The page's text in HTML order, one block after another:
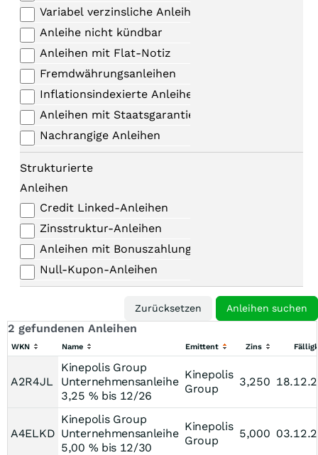
Variabel verzinsliche Anleihen
Anleihe nicht kündbar
Anleihen mit Flat-Notiz
Fremdwährungsanleihen
Inflationsindexierte Anleihen
Anleihen mit Staatsgarantie
Nachrangige Anleihen
Strukturierte
Anleihen
Credit Linked-Anleihen
Zinsstruktur-Anleihen
Anleihen mit Bonuszahlungen
Null-Kupon-Anleihen
2 gefundenen Anleihen
WKN Name Emittent Zins
A2R4JL
Kinepolis Group
Unternehmensanleihe
3,25 % bis 12/26
Kinepolis
Group
3,250
A4ELKD
Kinepolis Group
Unternehmensanleihe
5,00 % bis 12/30
Kinepolis
Group
5,000